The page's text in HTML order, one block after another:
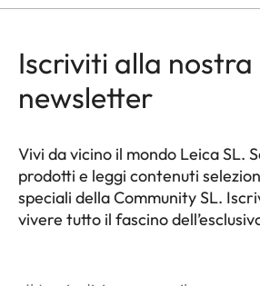
Iscriviti alla nostra
newsletter
Vivi da vicino il mondo Leica SL.
prodotti e leggi contenuti
speciali della Community SL.
vivere tutto il fascino